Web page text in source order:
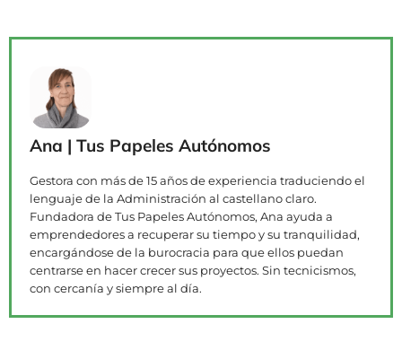
Ana | Tus Papeles Autónomos
Gestora con más de 15 años de experiencia traduciendo el
lenguaje de la Administración al castellano claro.
Fundadora de Tus Papeles Autónomos, Ana ayuda a
emprendedores a recuperar su tiempo y su tranquilidad,
encargándose de la burocracia para que ellos puedan
centrarse en hacer crecer sus proyectos. Sin tecnicismos,
con cercanía y siempre al día.